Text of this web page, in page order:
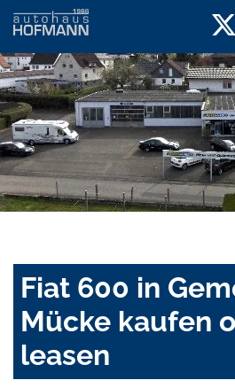
Fiat 600 in
Mücke kaufen
leasen